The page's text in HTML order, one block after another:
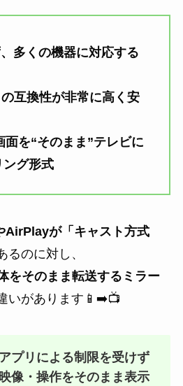
多くの機器に対応する
互換性が非常に高く安
面を“そのまま”テレビに
ング形式
が「キャスト方式
るのに対し、
をそのまま転送するミラー
いがあります📱➡️📺
アプリによる制限を受けず
像・操作をそのまま表示